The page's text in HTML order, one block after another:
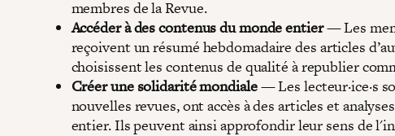
membres de la Revue.
Accéder à des contenus du monde entier— Les
reçoivent un résumé hebdomadaire des articles
choisissent les contenus de qualité à republier
Créer une solidarité mondiale— Les lecteur·ice·s
nouvelles revues, ont accès à des articles et
entier. Ils peuvent ainsi approfondir leur sens de